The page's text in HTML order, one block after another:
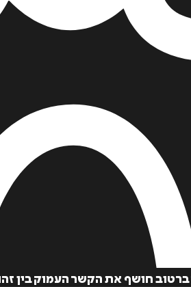
ברטוב חושף את הקשר העמוק בין